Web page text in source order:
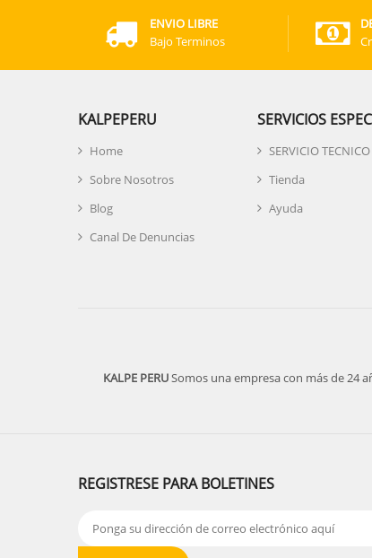
ENVIO LIBRE
Bajo Terminos
KALPEPERU
Home
Sobre Nosotros
Blog
Canal De Denuncias
SERVICIOS
SERVICIO
Tienda
Ayuda
KALPE PERUSomos una empresa con más de 24
REGISTRESE PARA BOLETINES